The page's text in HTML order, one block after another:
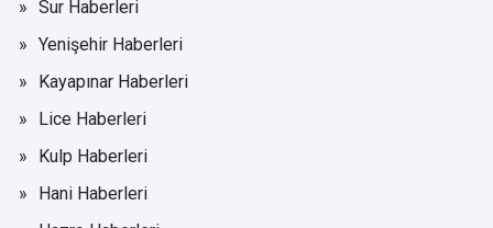
Sur Haberleri
Yenişehir Haberleri
Kayapınar Haberleri
Lice Haberleri
Kulp Haberleri
Hani Haberleri